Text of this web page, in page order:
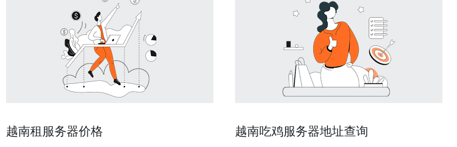
越南租服务器价格 越南吃鸡服务器地址查询